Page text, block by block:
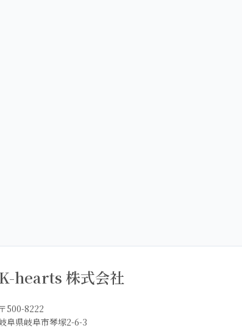
hearts 株式会社
〒500-8222
阜県岐阜市琴塚2-6-3